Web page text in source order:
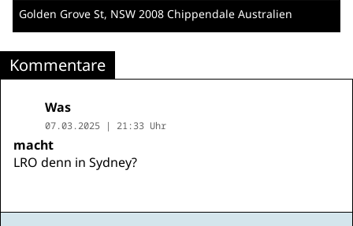
Golden Grove St, NSW 2008 Chippendale Australien
Kommentare
Was
07.03.2025 | 21:33 Uhr
macht
LRO denn in Sydney?